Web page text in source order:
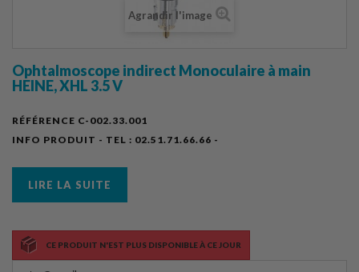
Agrandir l'image
Ophtalmoscope indirect Monoculaire à main
HEINE, XHL 3.5 V
RÉFÉRENCE C-002.33.001
INFO PRODUIT - TEL : 02.51.71.66.66 -
LIRE LA SUITE
CE PRODUIT N'EST PLUS DISPONIBLE À CE JOUR